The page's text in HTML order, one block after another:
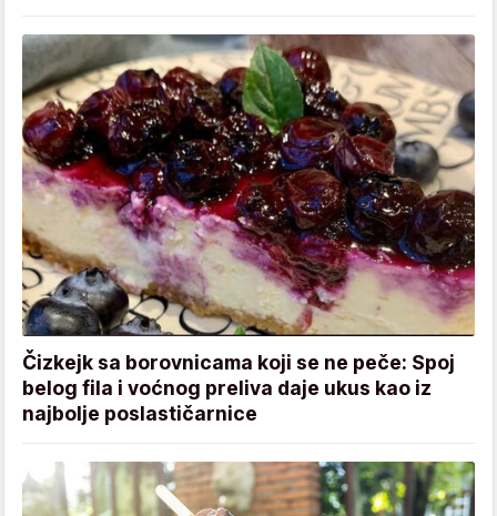
Čizkejk sa borovnicama koji se ne peče: Spoj
belog fila i voćnog preliva daje ukus kao iz
najbolje poslastičarnice